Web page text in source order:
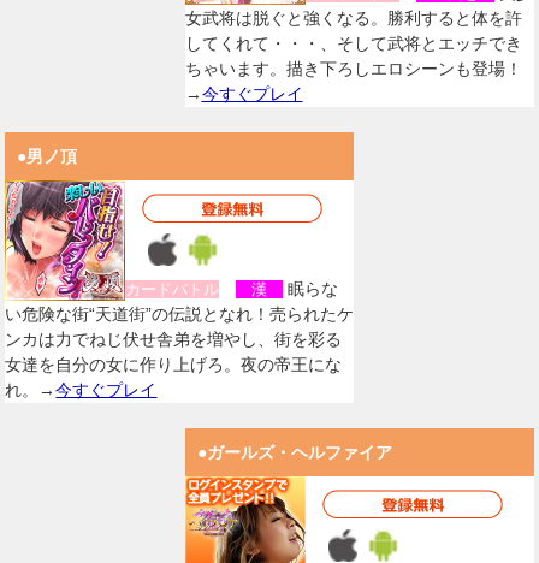
女武将は脱ぐと強くなる。勝利すると体を許
してくれて・・・、そして武将とエッチでき
ちゃいます。描き下ろしエロシーンも登場！
→今すぐプレイ
●男ノ頂
カードバトル 漢
眠らな
い危険な街“天道街”の伝説となれ！売られたケ
ンカは力でねじ伏せ舎弟を増やし、街を彩る
女達を自分の女に作り上げろ。夜の帝王にな
れ。→今すぐプレイ
●ガールズ・ヘルファイア